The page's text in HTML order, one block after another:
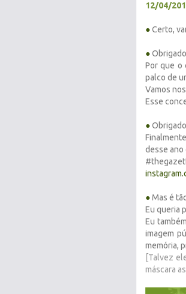
12/04/
●Certo,
●
Por que o
palco de
Vamos
Esse
●
desse ano
●Mas é
Eu queria
Eu
imagem
memória,
[Talvez
máscara